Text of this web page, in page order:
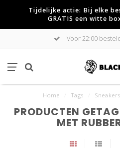
Tijdelijke actie: Bij elke
GRATIS een witte
Voor 22:00
Home Tags
PRODUCTEN
MET